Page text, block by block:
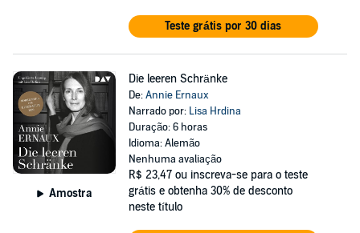
Teste grátis por 30 dias
Amostra
Die leeren Schränke
De:Annie Ernaux
Narrado por: Lisa Hrdina
Duração: 6 horas
Idioma: Alemão
Nenhuma avaliação
R$ 23,47 ou inscreva-se para o teste
grátis e obtenha 30% de desconto
neste título